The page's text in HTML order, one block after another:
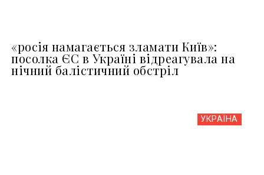
«росія намагається зламати Київ»:
посолка ЄС в Україні відреагувала на
нічний балістичний обстріл
УКРАЇНА